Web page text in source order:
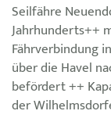
Seilfähre
Jahrhunderts++
Fährverbindung
über die Havel
befördert ++
der